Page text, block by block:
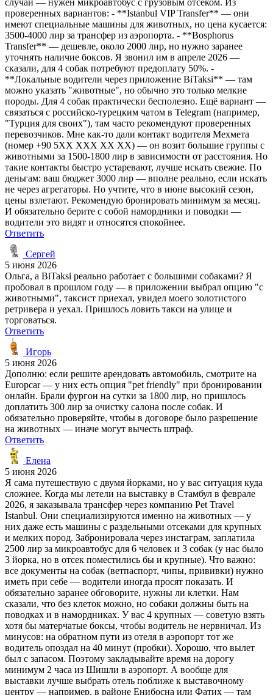
проверенных вариантов: - **Istanbul VIP Transfer** — они
имеют специальные машины для животных, но цена кусается:
3500-4000 лир за трансфер из аэропорта. - **Bosphorus
Transfer** — дешевле, около 2000 лир, но нужно заранее
уточнять наличие боксов. Я звонил им в апреле 2026 —
сказали, для 4 собак потребуют предоплату 50%. -
**Локальные водители через приложение BiTaksi** — там
можно указать "животные", но обычно это только мелкие
породы. Для 4 собак практически бесполезно. Ещё вариант —
связаться с российско-турецким чатом в Telegram (например,
"Турция для своих"), там часто рекомендуют проверенных
перевозчиков. Мне как-то дали контакт водителя Мехмета
(номер +90 5XX XXX XX XX) — он возит большие группы с
животными за 1500-1800 лир в зависимости от расстояния. Но
такие контакты быстро устаревают, лучше искать свежие. По
деньгам: ваш бюджет 3000 лир — вполне реально, если искать
не через агрегаторы. Но учтите, что в июне высокий сезон,
цены взлетают. Рекомендую бронировать минимум за месяц.
И обязательно берите с собой намордники и поводки —
водители это видят и относятся спокойнее.
Ответить
Сергей
5 июня 2026
Ольга, а BiTaksi реально работает с большими собаками? Я
пробовал в прошлом году — в приложении выбрал опцию "с
животными", таксист приехал, увидел моего золотистого
ретривера и уехал. Пришлось ловить такси на улице и
торговаться.
Ответить
Игорь
5 июня 2026
Дополню: если решите арендовать автомобиль, смотрите на
Europcar — у них есть опция "pet friendly" при бронировании
онлайн. Брали фургон на сутки за 1800 лир, но пришлось
доплатить 300 лир за очистку салона после собак. И
обязательно проверяйте, чтобы в договоре было разрешение
на животных — иначе могут вычесть штраф.
Ответить
Елена
5 июня 2026
Я сама путешествую с двумя йорками, но у вас ситуация куда
сложнее. Когда мы летели на выставку в Стамбул в феврале
2026, я заказывала трансфер через компанию Pet Travel
Istanbul. Они специализируются именно на животных — у
них даже есть машины с раздельными отсеками для крупных
и мелких пород. Забронировала через инстаграм, заплатила
2500 лир за микроавтобус для 6 человек и 3 собак (у нас было
3 йорка, но в отсек поместились бы и крупные). Что важно:
все документы на собак (ветпаспорт, чипы, прививки) нужно
иметь при себе — водители иногда просят показать. И
обязательно заранее обговорите, нужны ли клетки. Нам
сказали, что без клеток можно, но собаки должны быть на
поводках и в намордниках. У вас 4 крупных — советую взять
хотя бы матерчатые боксы, чтобы водитель не нервничал. Из
минусов: на обратном пути из отеля в аэропорт тот же
водитель опоздал на 40 минут (пробки). Хорошо, что вылет
был с запасом. Поэтому закладывайте время на дорогу
минимум 2 часа из Шишли в аэропорт. А вообще для
выставки лучше выбрать отель поближе к выставочному
центру — например, в районе Енибосна или Фатих — там